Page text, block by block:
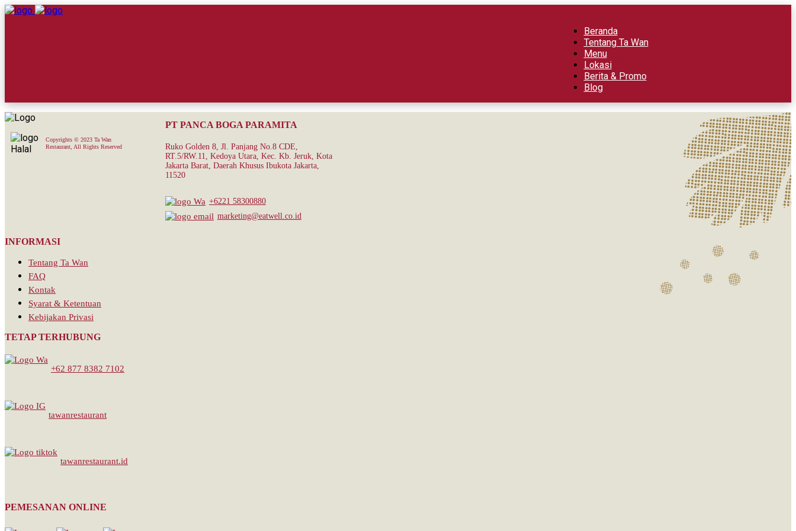
Beranda
Tentang Ta Wan
Menu
Lokasi
Berita & Promo
Blog
Copyrights © 2023 Ta Wan
Restaurant, All Rights Reserved
PT PANCA BOGA PARAMITA
Ruko Golden 8, Jl. Panjang No.8 CDE,
RT.5/RW.11, Kedoya Utara, Kec. Kb. Jeruk, Kota
Jakarta Barat, Daerah Khusus Ibukota Jakarta,
11520
+6221 58300880
marketing@eatwell.co.id
INFORMASI
Tentang Ta Wan
FAQ
Kontak
Syarat & Ketentuan
Kebijakan Privasi
TETAP TERHUBUNG
+62 877 8382 7102
tawanrestaurant
tawanrestaurant.id
PEMESANAN ONLINE